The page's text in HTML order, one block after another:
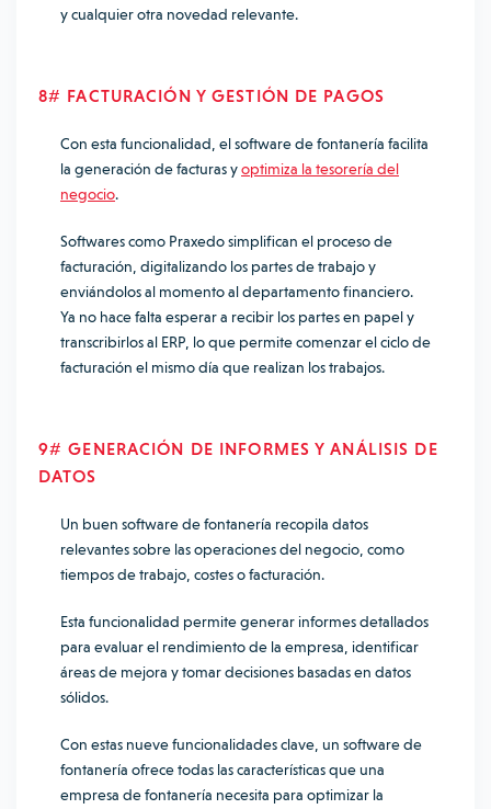
y cualquier otra novedad relevante.
8# FACTURACIÓN Y GESTIÓN DE PAGOS
Con esta funcionalidad, el software de fontanería facilita
la generación de facturas yoptimiza la tesorería del
negocio.
Softwares como Praxedo simplifican el proceso de
facturación, digitalizando los partes de trabajo y
enviándolos al momento al departamento financiero.
Ya no hace falta esperar a recibir los partes en papel y
transcribirlos al ERP, lo que permite comenzar el ciclo de
facturación el mismo día que realizan los trabajos.
9# GENERACIÓN DE INFORMES Y ANÁLISIS DE
DATOS
Un buen software de fontanería recopila datos
relevantes sobre las operaciones del negocio, como
tiempos de trabajo, costes o facturación.
Esta funcionalidad permite generar informes detallados
para evaluar el rendimiento de la empresa, identificar
áreas de mejora y tomar decisiones basadas en datos
sólidos.
Con estas nueve funcionalidades clave, un software de
fontanería ofrece todas las características que una
empresa de fontanería necesita para optimizar la